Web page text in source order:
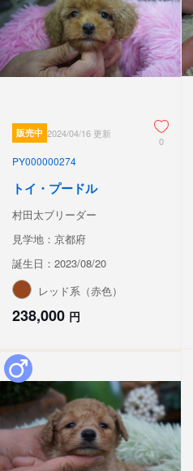
販売中 2024/04/16 更新
0
PY000000274
トイ・プードル
村田太ブリーダー
見学地：京都府
誕生日：2023/08/20
レッド系（赤色）
238,000 円